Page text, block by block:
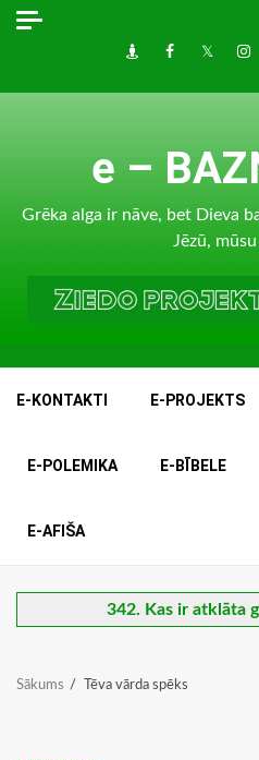
Skip
DraugiemFacebook
Twitter
e –
Grēka alga ir nāve, bet Dieva
Jēzū,
E-KONTAKTI E-PROJEKTS
E-POLEMIKA E-BĪBELE
E-AFIŠA
342. Kas ir atklāta
Sākums Tēva vārda spēks